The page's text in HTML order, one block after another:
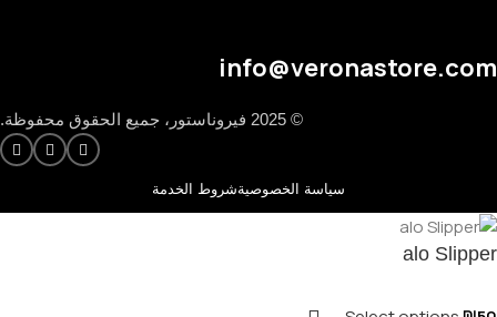
info@veronastore.com
© 2025 فيروناستور، جميع الحقوق محفوظة.
سياسة الخصوصيةشروط الخدمة
alo Slipper